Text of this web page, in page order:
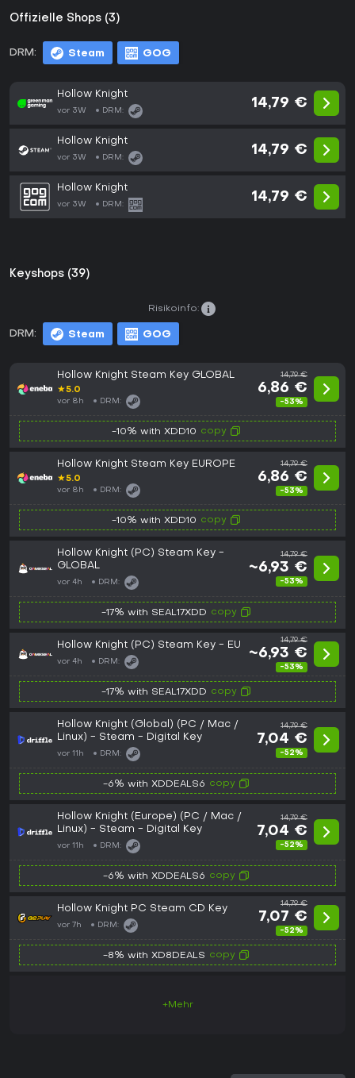
Offizielle Shops (3)
DRM: Steam GOG
Hollow Knight
vor 3W DRM:
14,79 €
Hollow Knight
vor 3W DRM:
14,79 €
Hollow Knight
vor 3W DRM:
14,79 €
Keyshops (39)
DRM: Steam GOG
Risikoinfo:
Hollow Knight Steam Key GLOBAL
★5.0
vor 8h DRM:
14,79 €
6,86 €
-53%
-10% with XDD10 copy
Hollow Knight Steam Key EUROPE
★5.0
vor 8h DRM:
14,79 €
6,86 €
-53%
-10% with XDD10 copy
Hollow Knight (PC) Steam Key -
GLOBAL
vor 4h DRM:
14,79 €
~6,93 €
-53%
-17% with SEAL17XDD copy
Hollow Knight (PC) Steam Key - EU
vor 4h DRM:
14,79 €
~6,93 €
-53%
-17% with SEAL17XDD copy
Hollow Knight (Global) (PC / Mac /
Linux) - Steam - Digital Key
vor 11h DRM:
14,79 €
7,04 €
-52%
-6% with XDDEALS6 copy
Hollow Knight (Europe) (PC / Mac /
Linux) - Steam - Digital Key
vor 11h DRM:
14,79 €
7,04 €
-52%
-6% with XDDEALS6 copy
Hollow Knight PC Steam CD Key
vor 7h DRM:
14,79 €
7,07 €
-52%
-8% with XD8DEALS copy
+Mehr